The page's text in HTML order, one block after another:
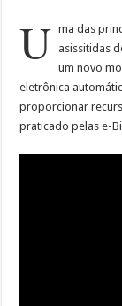
U ma das
asissitidas
um novo
eletrônica
proporcionar
praticado pelas e-